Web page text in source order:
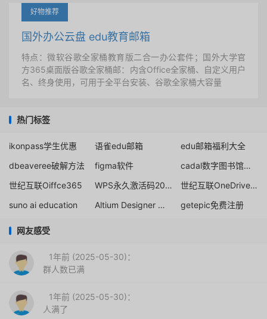
好物推荐
国外办公云盘 edu教育邮箱
特点：微软谷歌全家桶教育版二合一办公套件；国外大学官
方365桌面版谷歌全家桶邮：内含Office全家桶、自定义用户
名、终身使用，可用于全平台安装、谷歌全家桶大容量
热门标签
ikonpass学生优惠 语雀edu邮箱
edu邮箱福利大全
dbeaveree破解方法
figma软件
cadal数字图书馆下载
世纪互联Oiffce365
WPS永久激活码2020
世纪互联OneDrive注册
suno ai education
Altium Designer 免破解下载 getepic免费注册
网友感受
1年前 (2025-05-30)：
群人数已满
1年前 (2025-05-30)：
人满了